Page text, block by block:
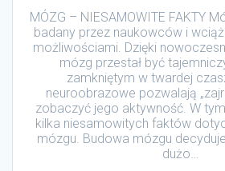
MÓZG – NIESAMOWITE FAKTY
badany przez naukowców i
możliwościami. Dzięki
mózg przestał być
zamkniętym w twardej
neuroobrazowe pozwalają
zobaczyć jego aktywność. W
kilka niesamowitych faktów
mózgu. Budowa mózgu
dużo…